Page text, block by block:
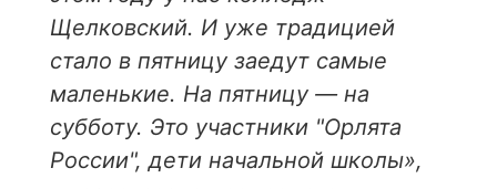
Щелковский. И уже традицией
стало в пятницу заедут самые
маленькие. На пятницу — на
субботу. Это участники "Орлята
России", дети начальной школы»,